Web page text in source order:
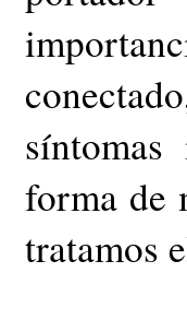
forma de
tratamos